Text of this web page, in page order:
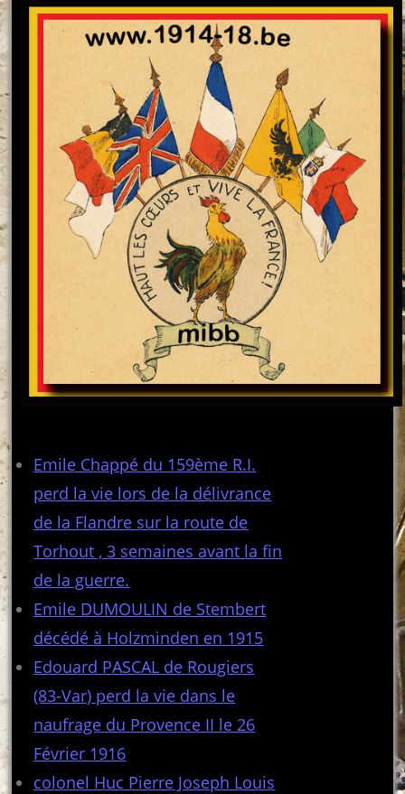
Emile Chappé du 159ème R.I.
perd la vie lors de la délivrance
de la Flandre sur la route de
Torhout , 3 semaines avant la fin
de la guerre.
Emile DUMOULIN de Stembert
décédé à Holzminden en 1915
Edouard PASCAL de Rougiers
(83-Var) perd la vie dans le
naufrage du Provence II le 26
Février 1916
colonel Huc Pierre Joseph Louis